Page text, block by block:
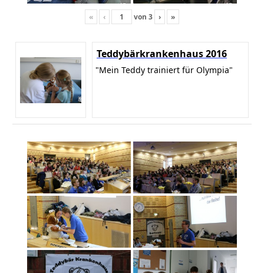
« ‹ von 3 › »
Teddybärkrankenhaus 2016
"Mein Teddy trainiert für Olympia"